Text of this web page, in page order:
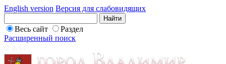
English version Версия для слабовидящих
Весь сайт
Раздел
Расширенный поиск